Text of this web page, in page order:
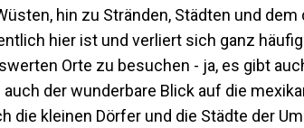
hin zu Stränden, Städten und
hier ist und verliert sich ganz
Orte zu besuchen - ja, es gibt
der wunderbare Blick auf die
die kleinen Dörfer und die Städte der